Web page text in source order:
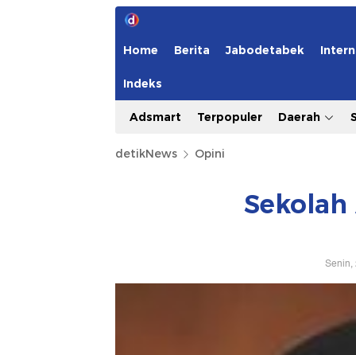
Home Berita Jabodetabek
Indeks
Adsmart Terpopuler Daerah
detikNews Opini
Sekolah
Senin,